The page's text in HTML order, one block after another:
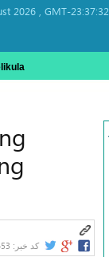
2026 , GMT-23:37:32
کد خبر: